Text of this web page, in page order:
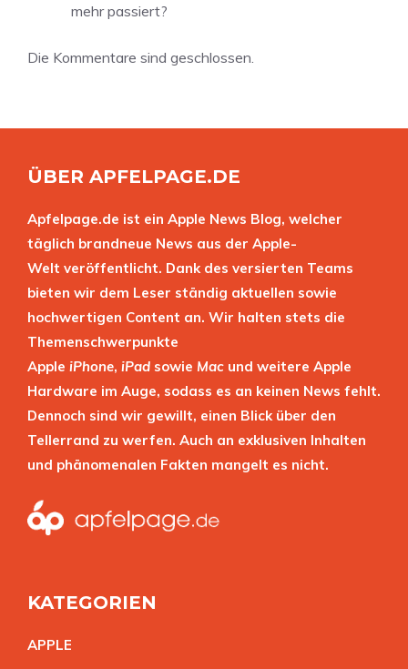
mehr passiert?
Die Kommentare sind geschlossen.
ÜBER APFELPAGE.DE
Apfelpage.de ist ein Apple News Blog, welcher
täglich brandneue News aus der Apple-
Welt veröffentlicht. Dank des versierten Teams
bieten wir dem Leser ständig aktuellen sowie
hochwertigen Content an. Wir halten stets die
Themenschwerpunkte
Apple iPhone, iPad sowie Mac und weitere Apple
Hardware im Auge, sodass es an keinen News fehlt.
Dennoch sind wir gewillt, einen Blick über den
Tellerrand zu werfen. Auch an exklusiven Inhalten
und phänomenalen Fakten mangelt es nicht.
KATEGORIEN
APPLE